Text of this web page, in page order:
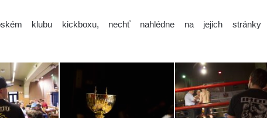
klubu kickboxu, nechť nahlédne na jejich stránky